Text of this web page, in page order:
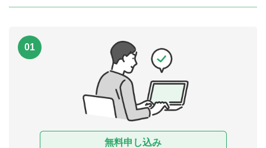
01
無料申し込み